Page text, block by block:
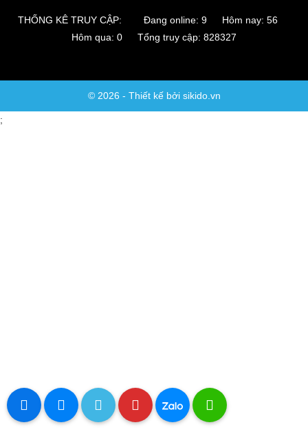
THỐNG KÊ TRUY CẬP:
Đang online: 9 Hôm nay: 56
Hôm qua: 0 Tổng truy cập: 828327
© 2026 - Thiết kế bởi sikido.vn
;